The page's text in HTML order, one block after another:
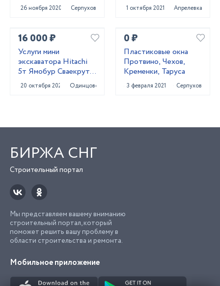
26 ноября 2020 Серпухов 1 октября 2021 Апрелевка
16 000 ₽
Услуги мини
экскаватора Hitachi
5т Ямобур Сваекрут
Гидромолот
20 октября 2023 Одинцово
0 ₽
Пластиковые окна
Протвино, Чехов,
Кременки, Таруса
3 февраля 2021 Серпухов
БИРЖА СНГ
Строительный портал
Мы представляем вашему вниманию
строительный портал, который
поможет решить вашу проблему в
области строительства и ремонта.
Мобильное приложение